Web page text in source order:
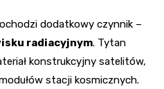
dodatkowy czynnik –
radiacyjnym. Tytan
konstrukcyjny satelitów,
stacji kosmicznych.